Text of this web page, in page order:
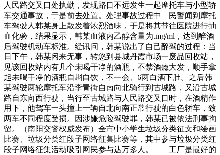
人民路交叉口处执勤，发现路口不远发生一起摩托车与小型轿
车交通事故，于是前去处置。处理事故过程中，民警闻到摩托
车驾驶人韩某身上散发着浓烈酒味，于是将其带往医院进行抽
血化验，结果显示，韩某血液内乙醇含量为.mg/ml，达到醉酒
后驾驶机动车标准。经讯问，韩某说出了自己醉驾的过程：当
日下午，韩某闲来无事，转悠到县城丹霞市场一废品回收站，
见该回收站内有几个未喝干净的酒瓶，不禁酒瘾大发，顺手拿
起未喝干净的酒瓶自斟自饮，不一会、6两白酒下肚。之后韩
某驾驶两轮摩托车沿李青街自南向北骑行到古城路，又沿古城
路自东向西行驶，当行至古城路与人民路交叉口时，在酒精作
用下，他驾车一头撞上一辆自北向南正常行驶的白色轿车，致
两车不同程度受损。因涉嫌危险驾驶罪，韩某已被依法刑事拘
留。（南阳交警权威发布）全市中小学生垃圾分类征文和绘画
比赛、垃圾分类红段子网络征集比赛等，其中参与垃圾分类红
段子网络征集活动吸引网民参与达万多人。 工厂是最好的